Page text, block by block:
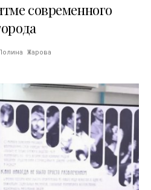
современного
Жарова